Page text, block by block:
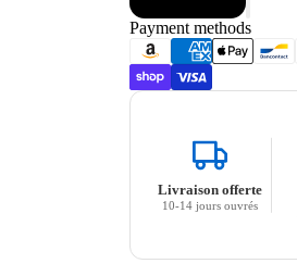
Payment methods
Livraison offerte
10-14 jours ouvrés